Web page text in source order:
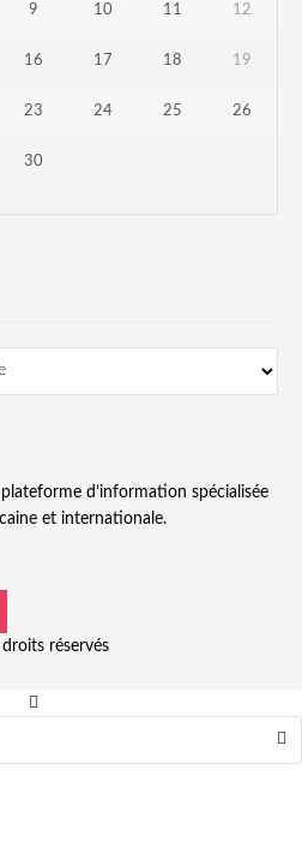
9 10 11 12
16 17 18 19
23 24 25 26
30
d’information spécialisée
et internationale.
réservés